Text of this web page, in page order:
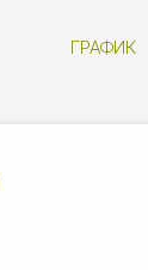
ГРАФИК